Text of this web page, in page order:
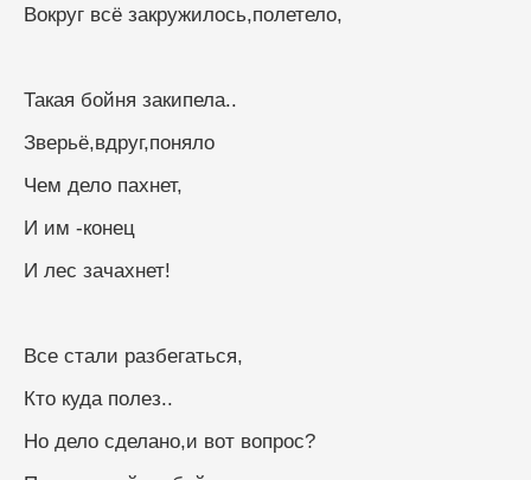
Вокруг всё закружилось,полетело,
Такая бойня закипела..
Зверьё,вдруг,поняло
Чем дело пахнет,
И им -конец
И лес зачахнет!
Все стали разбегаться,
Кто куда полез..
Но дело сделано,и вот вопрос?